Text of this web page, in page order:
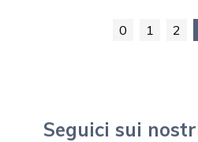
0 1 2
Seguici sui